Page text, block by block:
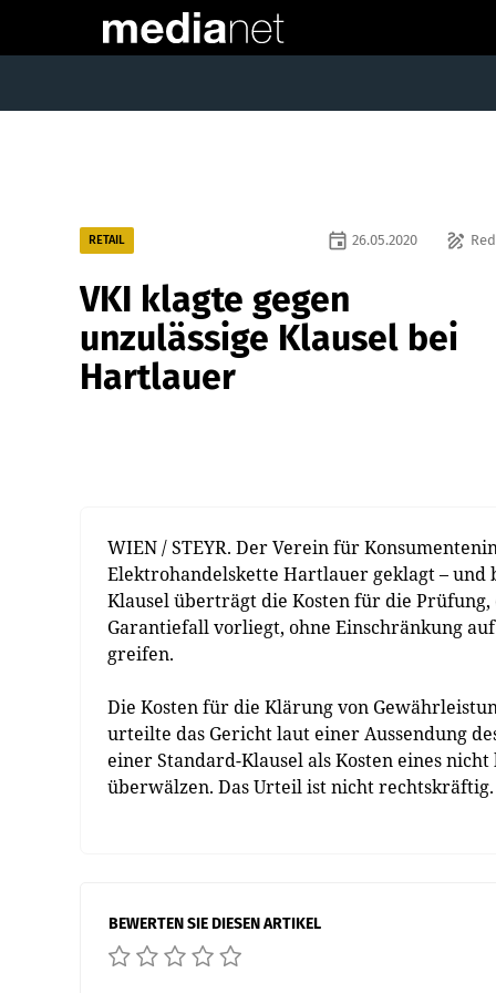
RETAIL draw
event 26.05.2020
VKI klagte gegen
unzulässige Klausel bei
Hartlauer
WIEN / STEYR. Der Verein für
Elektrohandelskette Hartlauer geklagt – und
Klausel überträgt die Kosten für die
Garantiefall vorliegt, ohne Einschränkung
greifen.
Die Kosten für die Klärung von
urteilte das Gericht laut einer Aussendung
einer Standard-Klausel als Kosten eines
überwälzen. Das Urteil ist nicht rechtskräftig.
BEWERTEN SIE DIESEN ARTIKEL